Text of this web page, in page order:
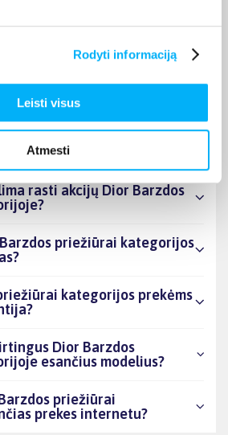
Rodyti informaciją
Leisti visus
Atmesti
šiuo metu populiariausi?
Barzdos priežiūrai
rasti akcijų Dior Barzdos
priežiūrai kategorijos
kategorijos prekėms
Dior Barzdos
esančius modelius?
priežiūrai
prekes internetu?